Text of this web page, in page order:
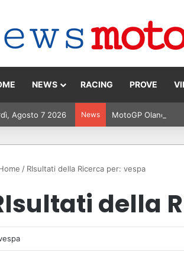
NEWS RACING PROVE
Agosto 7 2026 News MotoGP Olanda
/ RIsultati della Ricerca per: vespa
della